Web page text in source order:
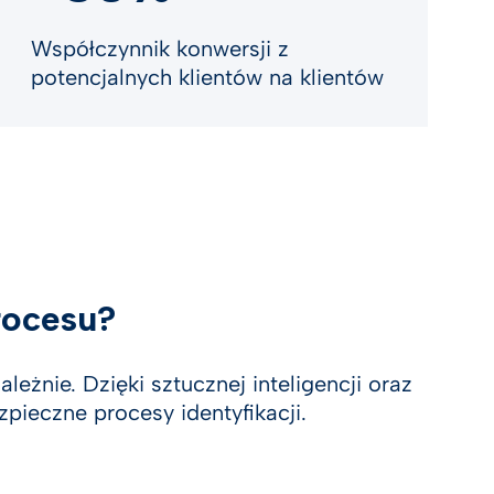
Współczynnik konwersji z
potencjalnych klientów na klientów
Dzięki sztucznej inteligencji oraz
procesy identyfikacji.